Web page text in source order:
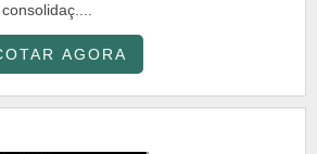
AGORA